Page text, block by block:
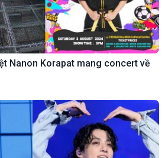
Nanon Korapat mang concert về